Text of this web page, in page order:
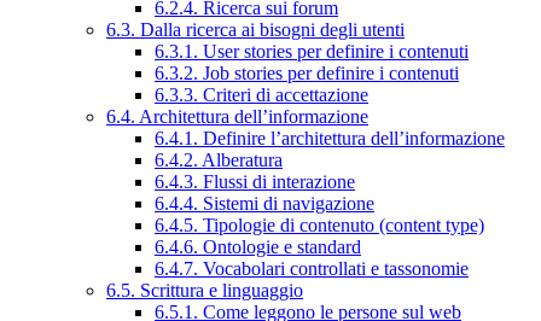
6.2.4. Ricerca sui forum
6.3. Dalla ricerca ai bisogni degli utenti
6.3.1. User stories per definire i contenuti
6.3.2. Job stories per definire i contenuti
6.3.3. Criteri di accettazione
6.4. Architettura dell’informazione
6.4.1. Definire l’architettura dell’informazione
6.4.2. Alberatura
6.4.3. Flussi di interazione
6.4.4. Sistemi di navigazione
6.4.5. Tipologie di contenuto (content type)
6.4.6. Ontologie e standard
6.4.7. Vocabolari controllati e tassonomie
6.5. Scrittura e linguaggio
6.5.1. Come leggono le persone sul web